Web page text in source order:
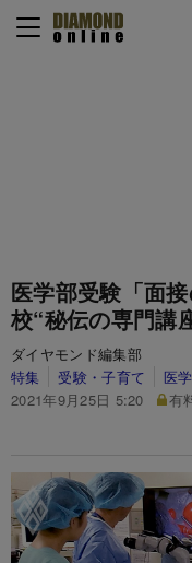
医学部受験「面
校“秘伝の専門講
ダイヤモンド編集部
特集
受験・子育て
医
2021年9月25日 5:20
有